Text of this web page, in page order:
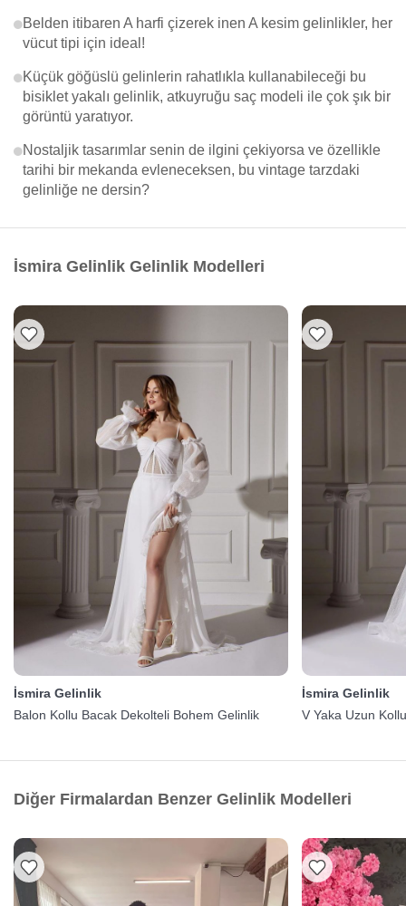
Belden itibaren A harfi çizerek inen A kesim gelinlikler, her
vücut tipi için ideal!
Küçük göğüslü gelinlerin rahatlıkla kullanabileceği bu
bisiklet yakalı gelinlik, atkuyruğu saç modeli ile çok şık bir
görüntü yaratıyor.
Nostaljik tasarımlar senin de ilgini çekiyorsa ve özellikle
tarihi bir mekanda evleneceksen, bu vintage tarzdaki
gelinliğe ne dersin?
İsmira Gelinlik Gelinlik Modelleri
İsmira Gelinlik
Balon Kollu Bacak Dekolteli Bohem Gelinlik
İsmira Gelinlik
V Yaka Uzun
Diğer Firmalardan Benzer Gelinlik Modelleri